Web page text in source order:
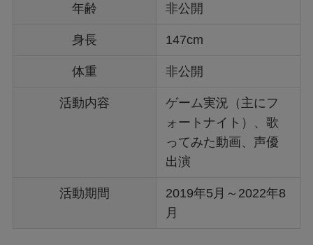
年齢 非公開
身長 147cm
体重 非公開
活動内容
ゲーム実況（主にフ
ォートナイト）、歌
ってみた動画、声優
出演
活動期間
2019年5月～2022年8
月